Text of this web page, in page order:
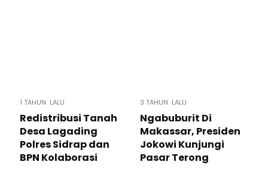
1 TAHUN LALU
Redistribusi Tanah
Desa Lagading
Polres Sidrap dan
BPN Kolaborasi
3 TAHUN LALU
Ngabuburit Di
Makassar, Presiden
Jokowi Kunjungi
Pasar Terong